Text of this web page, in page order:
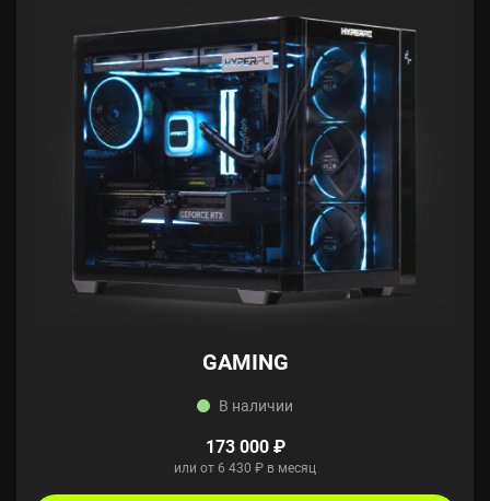
GAMING
В наличии
173 000 ₽
или от 6 430 ₽ в месяц